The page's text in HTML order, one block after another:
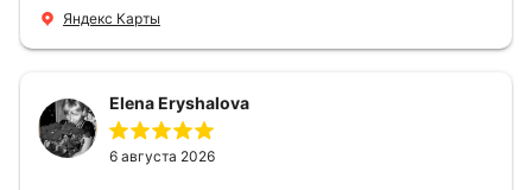
ответил на все вопросы, посчитал стоимость и
установили две двери, ответили на все
вопросы . Выполненной работой мы довольны.
Огромная всем благодарность!
Яндекс Карты
Elena Eryshalova
6 августа 2026